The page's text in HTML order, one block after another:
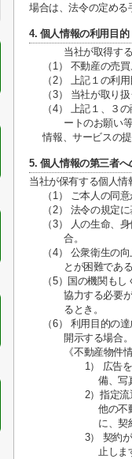
場合は、法令の定める
4. 個人情報の利用目的
当社が取得す
（1） 不動産の売
（2） 上記１の利
（3） 当社が取り
（4） 上記１、３
ートのお願い
情報、サービスの
5. 個人情報の第三者へ
当社が保有する個人情
（1） ご本人の同意
（2） 法令の規定に
（3） 人の生命、
合。
（4） 公衆衛生の
とが困難である
（5）国の機関も
協力する必要
るとき。
（6） 利用目的の
開示する場合。
《不動産物件
1） 広告
備、写
2）指定
他の不
に、契
3） 契約
止しま